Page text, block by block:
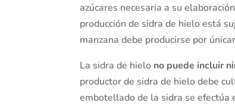
azúcares necesaria a su
producción de sidra de hielo está
manzana debe producirse por
La sidra de hielo no puede incluir
productor de sidra de hielo debe
embotellado de la sidra se efectúa